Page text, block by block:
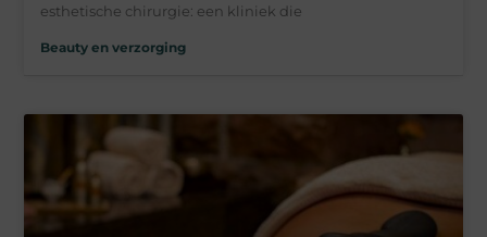
esthetische chirurgie: een kliniek die
Beauty en verzorging